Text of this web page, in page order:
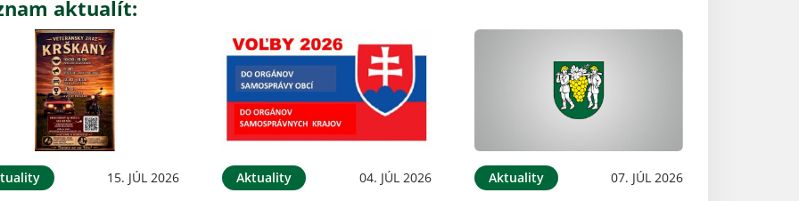
aktualít:
15. JÚL 2026 Aktuality 04. JÚL 2026 Aktuality 07. JÚL 2026